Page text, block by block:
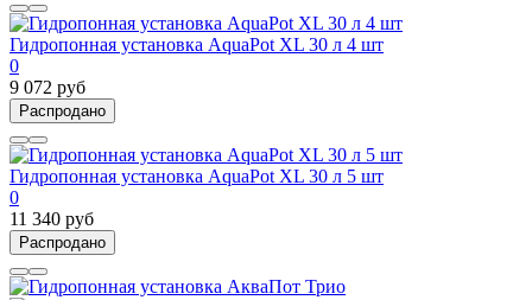
Гидропонная установка AquaPot XL 30 л 4 шт
0
9 072 руб
Распродано
Гидропонная установка AquaPot XL 30 л 5 шт
0
11 340 руб
Распродано